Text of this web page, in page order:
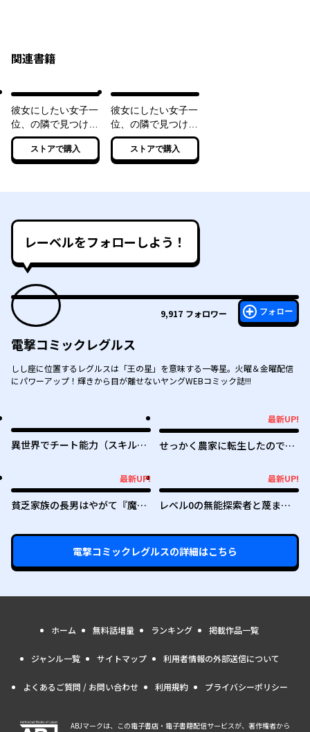
関連書籍
彼女にしたい女子一
位、の隣で見つけた
あまりちゃん
ストアで購入
彼女にしたい女子一
位、の隣で見つけた
あまりちゃん２
ストアで購入
レーベルをフォローしよう！
9,917 フォロワー フォロー
電撃コミックレグルス
しし座に位置するレグルスは「王の星」を意味する一等星。火曜＆金曜配信
にパワーアップ！輝きから目が離せないヤングWEBコミック誌!!!
異世界でチート能力（スキル）
無双する ～レベルアップは人生
を変えた～
最新UP!
せっかく農家に転生したので勇
最新UP!
貧乏家族の長男はやがて『魔
最新UP!
レベル0の無能探索者と蔑まれ
ンキング1位は謎の人～
電撃コミックレグルスの詳細はこちら
ホーム 無料話増量 ランキング 掲載作品一覧
ジャンル一覧 サイトマップ 利用者情報の外部送信について
よくあるご質問 / お問い合わせ 利用規約 プライバシーポリシー
ABJマークは、この電子書店・電子書籍配信サービスが、著作権者から